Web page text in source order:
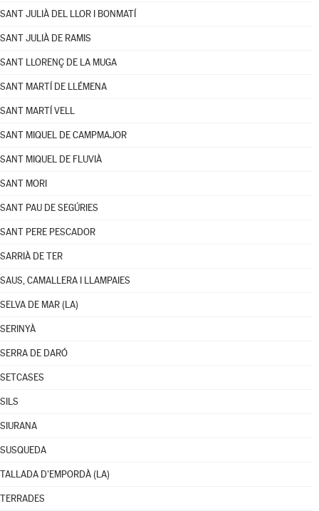
SANT JULIÀ DEL LLOR I BONMATÍ
SANT JULIÀ DE RAMIS
SANT LLORENÇ DE LA MUGA
SANT MARTÍ DE LLÉMENA
SANT MARTÍ VELL
SANT MIQUEL DE CAMPMAJOR
SANT MIQUEL DE FLUVIÀ
SANT MORI
SANT PAU DE SEGÚRIES
SANT PERE PESCADOR
SARRIÀ DE TER
SAUS, CAMALLERA I LLAMPAIES
SELVA DE MAR (LA)
SERINYÀ
SERRA DE DARÓ
SETCASES
SILS
SIURANA
SUSQUEDA
TALLADA D'EMPORDÀ (LA)
TERRADES